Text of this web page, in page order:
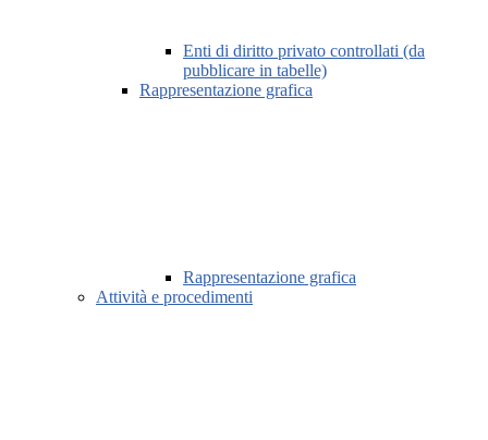
Enti di diritto privato controllati (da
pubblicare in tabelle)
Rappresentazione grafica
Rappresentazione grafica
Attività e procedimenti